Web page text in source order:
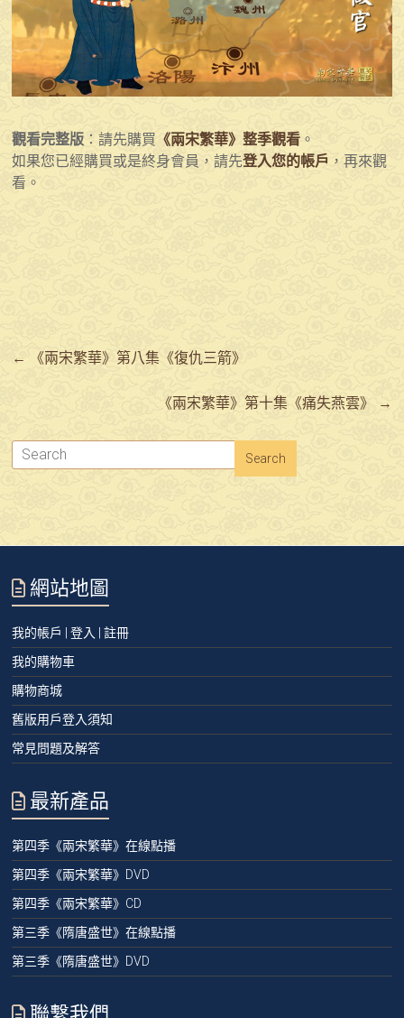
觀看完整版 ：請先購買 《兩宋繁華》整季觀看 。
如果您已經購買或是終身會員，請先登入您的帳戶 ，再來觀
看。
← 《兩宋繁華》第八集《復仇三箭》
《兩宋繁華》第十集《痛失燕雲》 →
網站地圖
我的帳戶 | 登入 | 註冊
我的購物車
購物商城
舊版用戶登入須知
常見問題及解答
最新產品
第四季《兩宋繁華》在線點播
第四季《兩宋繁華》DVD
第四季《兩宋繁華》CD
第三季《隋唐盛世》在線點播
第三季《隋唐盛世》DVD
聯繫我們